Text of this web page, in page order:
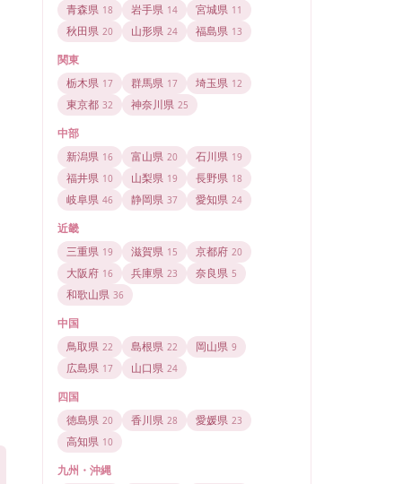
青森県 18 岩手県 14 宮城県 11
秋田県 20 山形県 24 福島県 13
関東
栃木県 17 群馬県 17 埼玉県 12
東京都 32 神奈川県 25
中部
新潟県 16 富山県 20 石川県 19
福井県 10 山梨県 19 長野県 18
岐阜県 46 静岡県 37 愛知県 24
近畿
三重県 19 滋賀県 15 京都府 20
大阪府 16 兵庫県 23 奈良県 5
和歌山県 36
中国
鳥取県 22 島根県 22 岡山県 9
広島県 17 山口県 24
四国
徳島県 20 香川県 28 愛媛県 23
高知県 10
九州・沖縄